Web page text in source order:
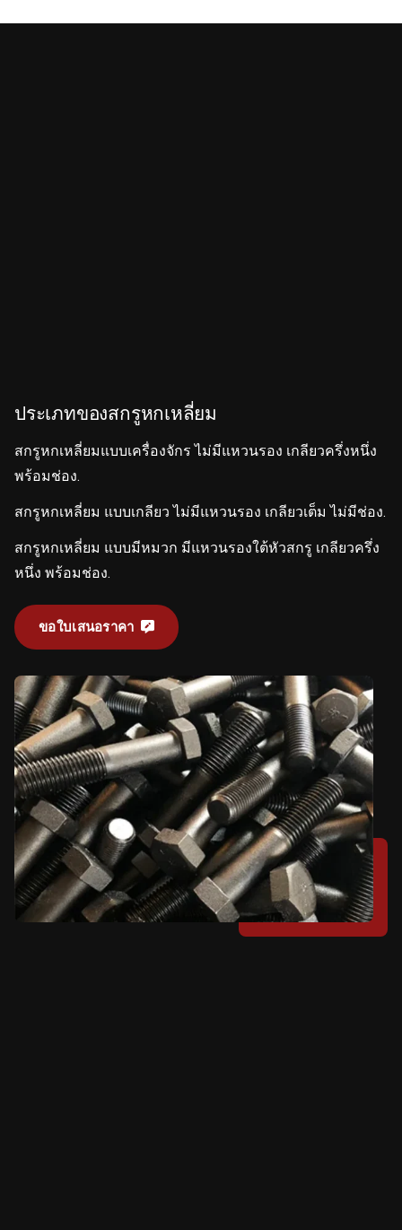
ประเภทของสกรูหกเหลี่ยม
สกรูหกเหลี่ยมแบบเครื่องจักร ไม่มีแหวนรอง เกลียวครึ่งหนึ่ง
พร้อมช่อง.
สกรูหกเหลี่ยม แบบเกลียว ไม่มีแหวนรอง เกลียวเต็ม ไม่มีช่อง.
สกรูหกเหลี่ยม แบบมีหมวก มีแหวนรองใต้หัวสกรู เกลียวครึ่ง
หนึ่ง พร้อมช่อง.
ขอใบเสนอราคา